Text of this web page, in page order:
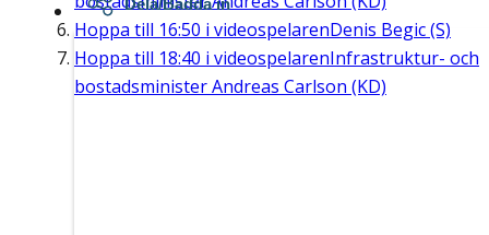
Hoppa till 16:50 i videospelarenDenis Begic (S)
Hoppa till 18:40 i videospelarenInfrastruktur- och
bostadsminister Andreas Carlson (KD)
Dela/Bädda in